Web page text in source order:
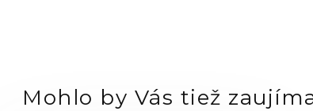
Mohlo by Vás tiež